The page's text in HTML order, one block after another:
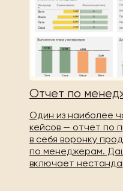
Отчет по
Один из наиболее
кейсов — отчет по
в себя воронку
по менеджерам.
включает